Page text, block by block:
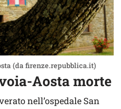
(da firenze.repubblica.it)
Aosta morte
nell’ospedale San